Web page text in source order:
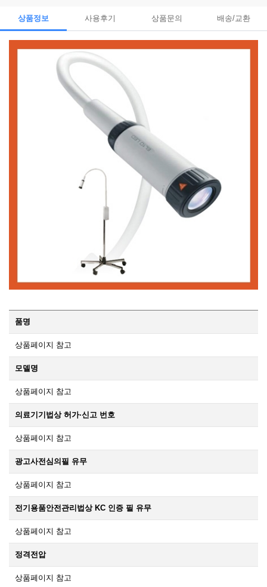
상품정보 사용후기 상품문의 배송/교환
품명
상품페이지 참고
모델명
상품페이지 참고
의료기기법상 허가·신고 번호
상품페이지 참고
광고사전심의필 유무
상품페이지 참고
전기용품안전관리법상 KC 인증 필 유무
상품페이지 참고
정격전압
상품페이지 참고